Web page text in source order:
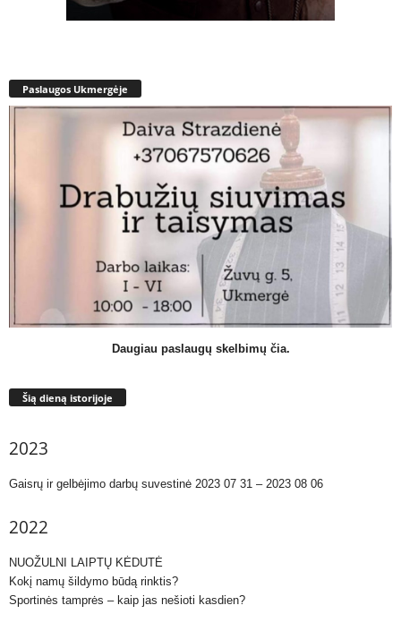
Paslaugos Ukmergėje
Daugiau paslaugų skelbimų čia.
Šią dieną istorijoje
2023
Gaisrų ir gelbėjimo darbų suvestinė 2023 07 31 – 2023 08 06
2022
NUOŽULNI LAIPTŲ KĖDUTĖ
Kokį namų šildymo būdą rinktis?
Sportinės tamprės – kaip jas nešioti kasdien?